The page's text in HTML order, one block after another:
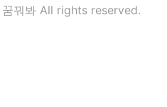
꿔봐 All rights reserved.
ㆍ
지ㆍ